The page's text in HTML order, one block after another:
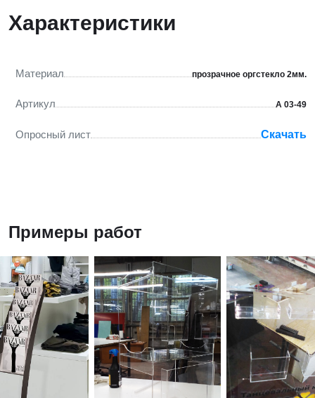
Характеристики
Материал прозрачное оргстекло 2мм.
Артикул А 03-49
Опросный лист Скачать
Примеры работ